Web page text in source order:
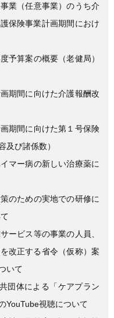
業（任意事業）のうち介
保険事業計画期間におけ
予算案の概要（老健局）
期間に向けた介護報酬改
期間に向けた第１号保険
及び諸係数）
マー病の新しい治療薬に
のための実地での研修に
ービス等の事業の人員、
改正する省令（仮称）案
いて
共団体による「ケアプラン
YouTube視聴について